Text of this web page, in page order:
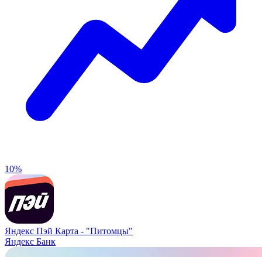
10%
Яндекс Пэй Карта - "Питомцы"
Яндекс Банк